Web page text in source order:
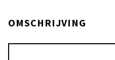
OMSCHRIJVING